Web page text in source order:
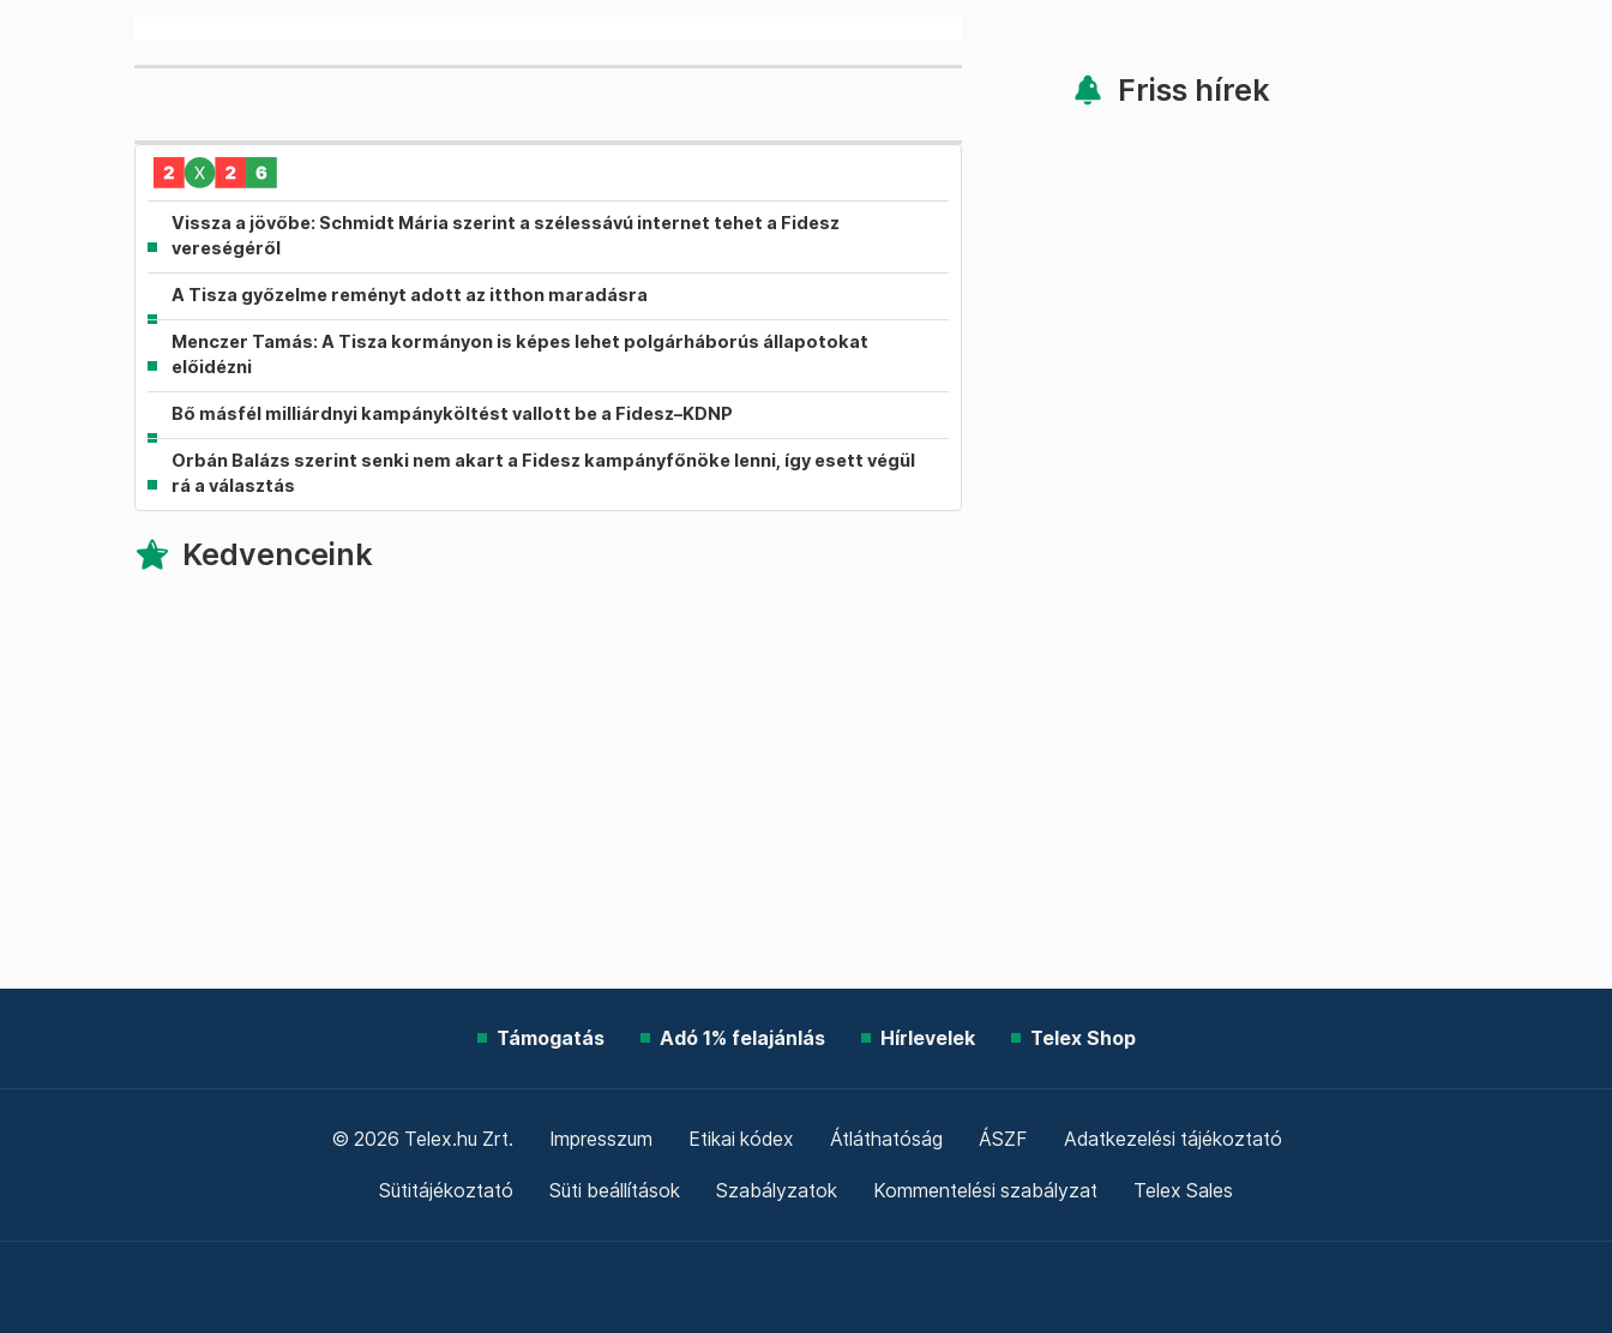
Vissza a jövőbe: Schmidt Mária szerint a szélessávú internet tehet a Fidesz
vereségéről
A Tisza győzelme reményt adott az itthon maradásra
Menczer Tamás: A Tisza kormányon is képes lehet polgárháborús állapotokat
előidézni
Bő másfél milliárdnyi kampányköltést vallott be a Fidesz–KDNP
Orbán Balázs szerint senki nem akart a Fidesz kampányfőnöke lenni, így esett végül
rá a választás
Kedvenceink
Friss hírek
Támogatás Adó 1% felajánlás Hírlevelek Telex Shop
© 2026 Telex.hu Zrt. Impresszum Etikai kódex Átláthatóság ÁSZF Adatkezelési tájékoztató
Sütitájékoztató Süti beállítások Szabályzatok Kommentelési szabályzat Telex Sales